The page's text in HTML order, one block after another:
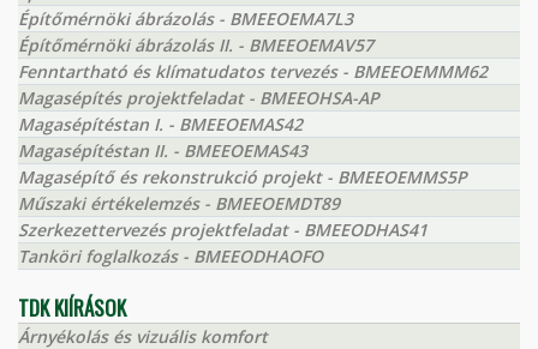
Építőmérnöki ábrázolás - BMEEOEMA7L3
Építőmérnöki ábrázolás II. - BMEEOEMAV57
Fenntartható és klímatudatos tervezés - BMEEOEMMM62
Magasépítés projektfeladat - BMEEOHSA-AP
Magasépítéstan I. - BMEEOEMAS42
Magasépítéstan II. - BMEEOEMAS43
Magasépítő és rekonstrukció projekt - BMEEOEMMS5P
Műszaki értékelemzés - BMEEOEMDT89
Szerkezettervezés projektfeladat - BMEEODHAS41
Tanköri foglalkozás - BMEEODHAOFO
TDK KIÍRÁSOK
Árnyékolás és vizuális komfort